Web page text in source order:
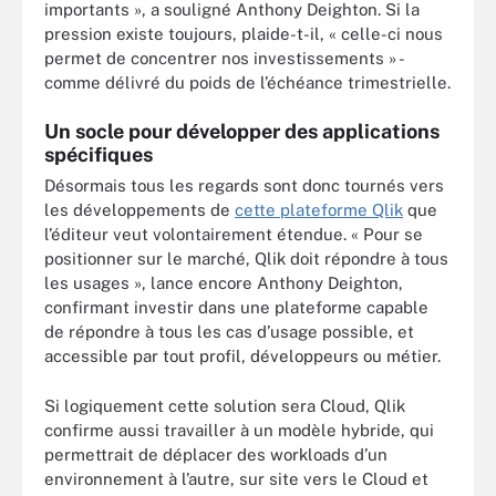
importants », a souligné Anthony Deighton. Si la
pression existe toujours, plaide-t-il, « celle-ci nous
permet de concentrer nos investissements » -
comme délivré du poids de l’échéance trimestrielle.
Un socle pour développer des applications
spécifiques
Désormais tous les regards sont donc tournés vers
les développements de cette plateforme Qlik que
l’éditeur veut volontairement étendue. « Pour se
positionner sur le marché, Qlik doit répondre à tous
les usages », lance encore Anthony Deighton,
confirmant investir dans une plateforme capable
de répondre à tous les cas d’usage possible, et
accessible par tout profil, développeurs ou métier.
Si logiquement cette solution sera Cloud, Qlik
confirme aussi travailler à un modèle hybride, qui
permettrait de déplacer des workloads d’un
environnement à l’autre, sur site vers le Cloud et